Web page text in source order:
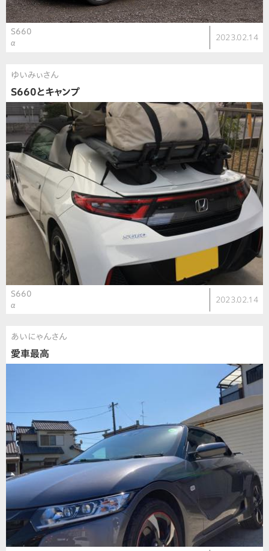
S660
α
2023.02.14
ゆいみぃさん
S660とキャンプ
S660
α
2023.02.14
あいにゃんさん
愛車最高